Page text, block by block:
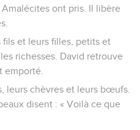
ont pris. Il libère
fils et leurs filles, petits et
richesses. David retrouve
emporté.
leurs chèvres et leurs bœufs.
disent : « Voilà ce que